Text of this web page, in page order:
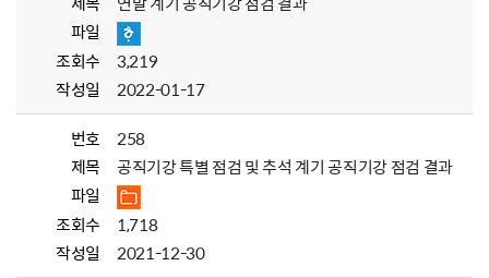
파일
조회수
3,219
작성일
2022-01-17
번호
258
제목
공직기강 특별 점검 및 추석 계기 공직기강 점검 결과
파일
조회수
1,718
작성일
2021-12-30